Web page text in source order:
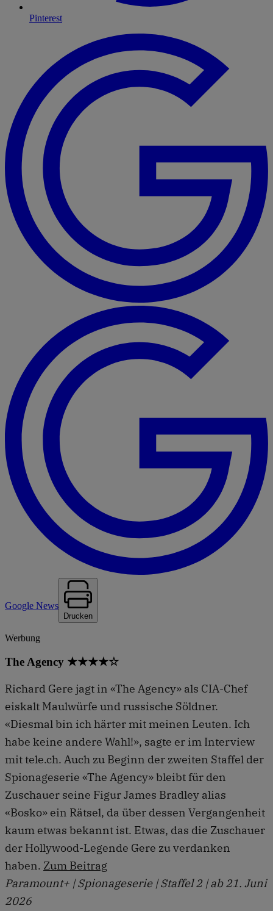
Pinterest
Google News
Drucken
Werbung
The Agency ★★★★☆
Richard Gere jagt in «The Agency» als CIA-Chef
eiskalt Maulwürfe und russische Söldner.
«Diesmal bin ich härter mit meinen Leuten. Ich
habe keine andere Wahl!», sagte er im Interview
mit tele.ch. Auch zu Beginn der zweiten Staffel der
Spionageserie «The Agency» bleibt für den
Zuschauer seine Figur James Bradley alias
«Bosko» ein Rätsel, da über dessen Vergangenheit
kaum etwas bekannt ist. Etwas, das die Zuschauer
der Hollywood-Legende Gere zu verdanken
haben. Zum Beitrag
Paramount+ | Spionageserie | Staffel 2 | ab 21. Juni
2026